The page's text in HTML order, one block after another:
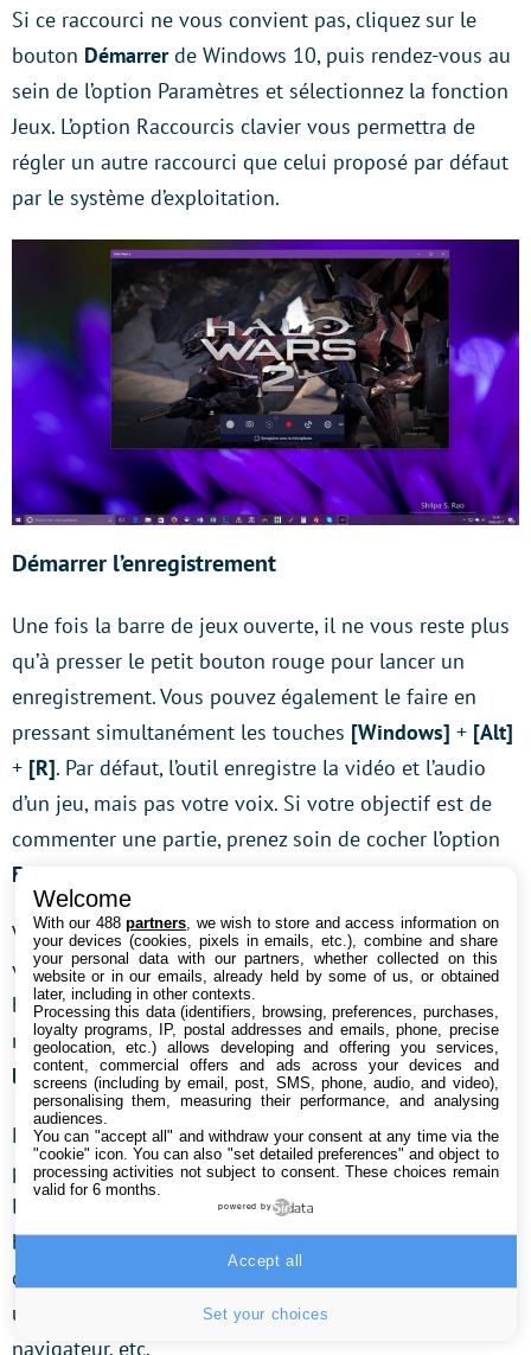
Si ce raccourci ne vous convient pas, cliquez sur le
bouton Démarrerde Windows 10, puis rendez-vous au
sein de l’option Paramètres et sélectionnez la fonction
Jeux. L’option Raccourcis clavier vous permettra de
régler un autre raccourci que celui proposé par défaut
par le système d’exploitation.
Démarrer l’enregistrement
Une fois la barre de jeux ouverte, il ne vous reste plus
qu’à presser le petit bouton rouge pour lancer un
enregistrement. Vous pouvez également le faire en
pressant simultanément les touches [Windows] + [Alt]
+ [R]. Par défaut, l’outil enregistre la vidéo et l’audio
d’un jeu, mais pas votre voix. Si votre objectif est de
commenter une partie, prenez soin de cocher l’option
Enregistrer avec le microphone
Vous avez également la possibilité d’enregistrer une
vidéo via votre webcam. Pour cela, toujours depuis la
barre de jeux, cliquez sur la roue des Paramètres, puis
rendez-vous sur Diffuser et cochez la fonctionUtiliser
la caméra lors de la diffusion.
Notez par ailleurs que cette fonctionnalité vous
propose d’enregistrer tout type de contenu animé à
l’écran, et ne se cantonne pas à un jeu vidéo. Grâce à la
barre de jeux, vous pouvez par exemple réaliser un
didacticiel sur un logiciel professionnel, sauvegarder
une vidéo de votre session au sein de votre
navigateur, etc.
Welcome
With our 488partners , we wish to store and access information on
your devices (cookies, pixels in emails, etc.), combine and share
your personal data with our partners, whether collected on this
website or in our emails, already held by some of us, or obtained
later, including in other contexts.
Processing this data (identifiers, browsing, preferences, purchases,
loyalty programs, IP, postal addresses and emails, phone, precise
geolocation, etc.) allows developing and offering you services,
content, commercial offers and ads across your devices and
screens (including by email, post, SMS, phone, audio, and video),
personalising them, measuring their performance, and analysing
audiences.
You can "accept all" and withdraw your consent at any time via the
"cookie" icon. You can also "set detailed preferences" and object to
processing activities not subject to consent. These choices remain
valid for 6 months.
powered by
Set your choices
Accept all